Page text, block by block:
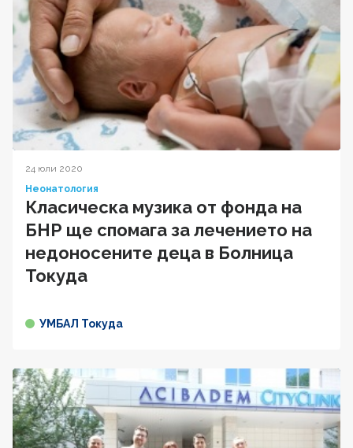
24 юли 2020
Неонатология
Класическа музика от фонда на
БНР ще спомага за лечението на
недоносените деца в Болница
Токуда
УМБАЛ Токуда